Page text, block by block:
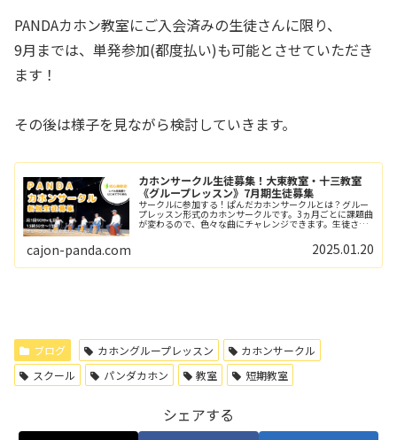
PANDAカホン教室にご入会済みの生徒さんに限り、
9月までは、単発参加(都度払い)も可能とさせていただき
ます！
その後は様子を見ながら検討していきます。
カホンサークル生徒募集！大東教室・十三教室
《グループレッスン》7月期生徒募集
サークルに参加する！ぱんだカホンサークルとは？グルー
プレッスン形式のカホンサークルです。3ヵ月ごとに課題曲
が変わるので、色々な曲にチャレンジできます。生徒さん
のレベルに合わせた楽譜を演奏するので、未経験でも3ヵ
cajon-panda.com 2025.01.20
ブログ カホングループレッスン
カホンサークル
スクール
パンダカホン 教室 短期教室
シェアする